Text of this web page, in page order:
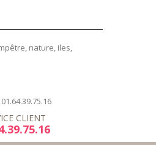
nature, iles,
CLIENT